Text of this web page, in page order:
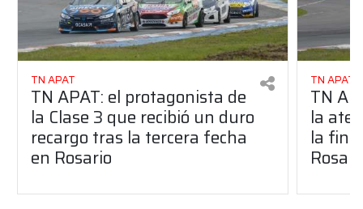
TN APAT
TN APAT: el protagonista de
la Clase 3 que recibió un duro
recargo tras la tercera fecha
en Rosario
TN APAT
TN
la
la